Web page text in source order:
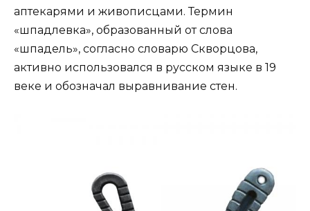
аптекарями и живописцами. Термин
«шпадлевка», образованный от слова
«шпадель», согласно словарю Скворцова,
активно использовался в русском языке в 19
веке и обозначал выравнивание стен.